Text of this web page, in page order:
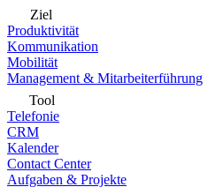
Ziel
Produktivität
Kommunikation
Mobilität
Management & Mitarbeiterführung
Tool
Telefonie
CRM
Kalender
Contact Center
Aufgaben & Projekte